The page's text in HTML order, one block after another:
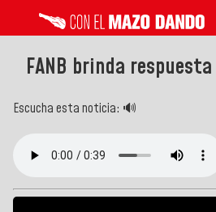
FANB brinda
Escucha esta noticia: 🔊